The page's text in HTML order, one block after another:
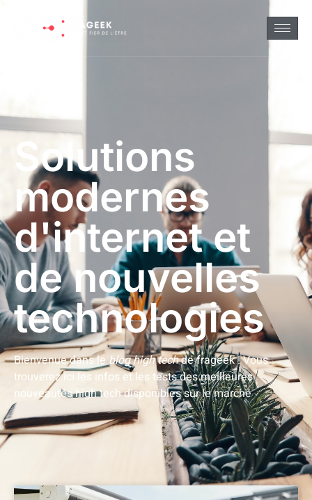
Solutions
modernes
d'internet et
de nouvelles
technologies
Bienvenue dans leblog high techde frageek ! Vous
trouverez ici les infos et les tests des meilleures
nouveautés high tech disponibles sur le marché